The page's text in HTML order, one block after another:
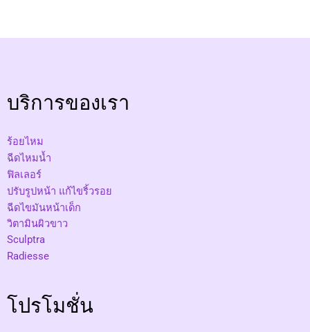
บริการของเรา
ร้อยไหม
ฉีดไหมน้ำ
ฟิลเลอร์
ปรับรูปหน้า แก้ไขริ้วรอย
ฉีดไขมันหน้าเด็ก
วิตามินผิวขาว
Sculptra
Radiesse
โปรโมชั่น